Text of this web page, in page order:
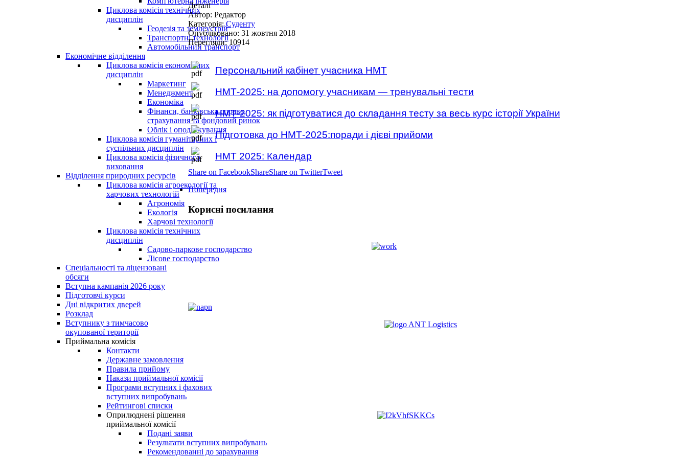
Циклова комісія технічних
дисциплін
Геодезія та землеустрій
Транспортні технології
Автомобільний транспорт
Економічне відділення
Циклова комісія економічних
дисциплін
Маркетинг
Менеджмент
Економіка
Фінанси, банківська справа,
страхування та фондовий ринок
Облік і оподаткування
Циклова комісія гуманітарних і
суспільних дисциплін
Циклова комісія фізичного
виховання
Відділення природних ресурсів
Циклова комісія агроекології та
харчових технологій
Агрономія
Екологія
Харчові технології
Циклова комісія технічних
дисциплін
Садово-паркове господарство
Лісове господарство
Спеціальності та ліцензовані
обсяги
Вступна кампанія 2026 року
Підготовчі курси
Дні відкритих дверей
Розклад
Вступнику з тимчасово
окупованої території
Приймальна комісія
Контакти
Державне замовлення
Правила прийому
Накази приймальної комісії
Програми вступних і фахових
вступних випробувань
Рейтингові списки
Оприлюднені рішення
приймальної комісії
Подані заяви
Результати вступних випробувань
Рекомендованні до зарахування
Деталі
Автор: Редактор
Категорія:Суденту
Опубліковано: 31 жовтня 2018
Перегляди: 10914
Персональний кабінет учасника НМТ
НМТ-2025: на допомогу учасникам — тренувальні тести
НМТ-2025: як підготуватися до складання тесту за весь курс історії України
Підготовка до НМТ-2025:поради і дієві прийоми
НМТ 2025: Календар
Share on FacebookShareShare on TwitterTweet
Попередня
Корисні посилання